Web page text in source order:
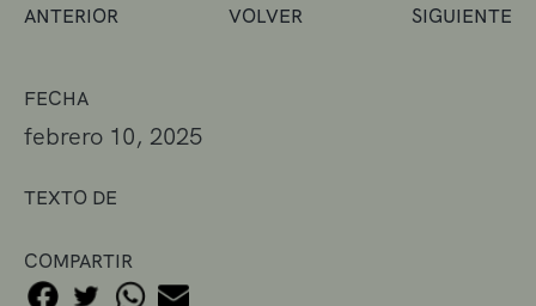
FECHA
febrero 10, 2025
TEXTO DE
COMPARTIR
ANTERIOR VOLVER SIGUIENTE